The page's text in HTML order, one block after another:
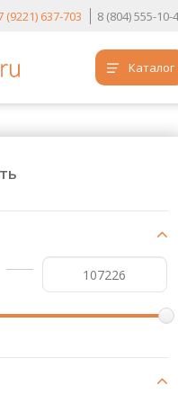
(9221) 637-703 8 (804) 555-10-
Каталог